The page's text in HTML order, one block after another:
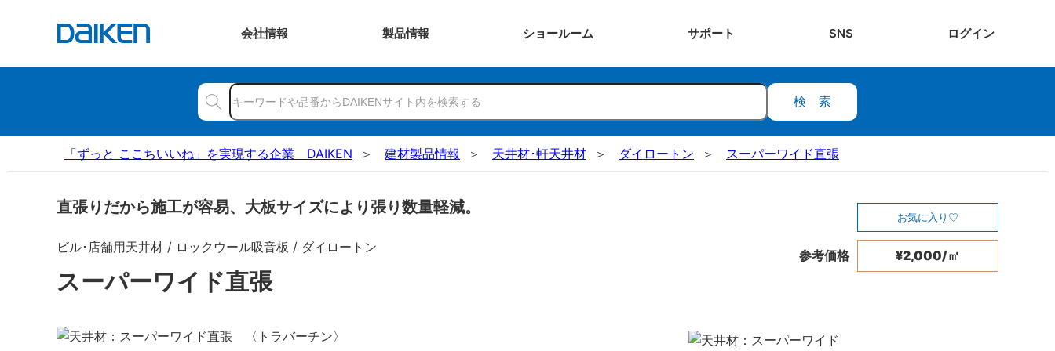
会社情報 製品情報 ショールーム サポート SNS ログイン
検索
「ずっと ここちいいね」を実現する企業 DAIKEN 建材製品情報 天井材･軒天井材 ダイロートン スーパーワイド直張
直張りだから施工が容易、大板サイズにより張り数量軽減。
ビル･店舗用天井材 / ロックウール吸音板 / ダイロートン
スーパーワイド直張
お気に入り
参考価格 ¥2,000/㎡